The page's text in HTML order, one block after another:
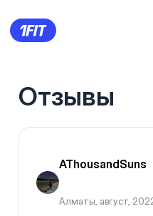
Отзывы
AThousandSuns
Алматы, август,